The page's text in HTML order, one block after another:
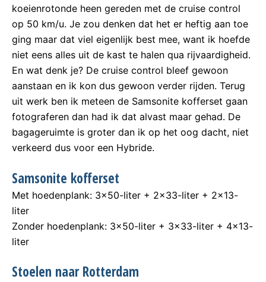
koeienrotonde heen gereden met de cruise control
op 50 km/u. Je zou denken dat het er heftig aan toe
ging maar dat viel eigenlijk best mee, want ik hoefde
niet eens alles uit de kast te halen qua rijvaardigheid.
En wat denk je? De cruise control bleef gewoon
aanstaan en ik kon dus gewoon verder rijden. Terug
uit werk ben ik meteen de Samsonite kofferset gaan
fotograferen dan had ik dat alvast maar gehad. De
bagageruimte is groter dan ik op het oog dacht, niet
verkeerd dus voor een Hybride.
Samsonite kofferset
Met hoedenplank: 3×50-liter + 2×33-liter + 2×13-
liter
Zonder hoedenplank: 3×50-liter + 3×33-liter + 4×13-
liter
Stoelen naar Rotterdam